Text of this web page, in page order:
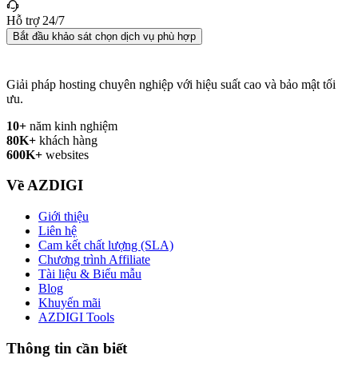
Hỗ trợ 24/7
Bắt đầu khảo sát chọn dịch vụ phù hợp
Giải pháp hosting chuyên nghiệp với hiệu suất cao và bảo mật tối
ưu.
10+ năm kinh nghiệm
80K+ khách hàng
600K+ websites
Về AZDIGI
Giới thiệu
Liên hệ
Cam kết chất lượng (SLA)
Chương trình Affiliate
Tài liệu & Biểu mẫu
Blog
Khuyến mãi
AZDIGI Tools
Thông tin cần biết